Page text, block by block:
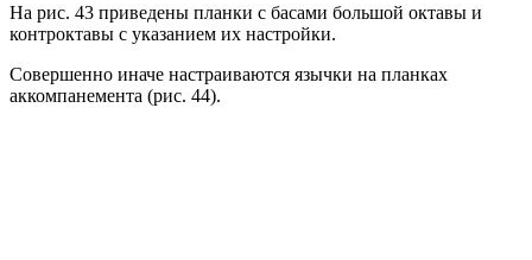
На рис. 43 приведены планки с басами большой октавы и
контроктавы с указанием их настройки.
Совершенно иначе настраиваются язычки на планках
аккомпанемента (рис. 44).